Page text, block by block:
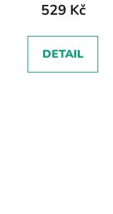
529 Kč
DETAIL